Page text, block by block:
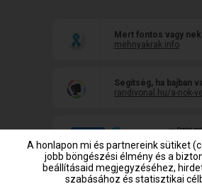
Mert fontos vagy
mehnyakrak.info
Segítség, ha bajban
randivonal.hu/a-nok-
A honlapon mi és partnereink sütiket
jobb böngészési élmény és a
beállításaid megjegyzéséhez,
szabásához és statisztikai